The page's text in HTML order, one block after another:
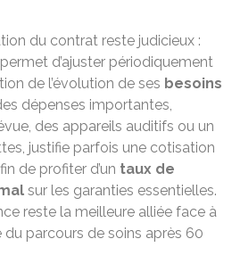
du contrat reste judicieux :
d’ajuster périodiquement
de l’évolution de ses besoins
dépenses importantes,
des appareils auditifs ou un
justifie parfois une cotisation
de profiter d’un taux de
sur les garanties essentielles.
reste la meilleure alliée face à
parcours de soins après 60